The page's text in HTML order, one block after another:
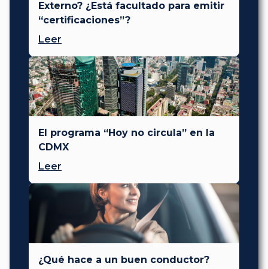
Externo? ¿Está facultado para emitir
“certificaciones”?
Leer
El programa “Hoy no circula” en la
CDMX
Leer
¿Qué hace a un buen conductor?